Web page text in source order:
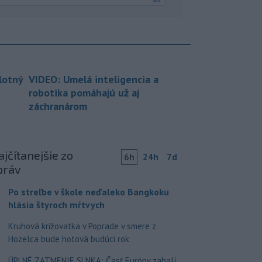
VIDEO: Umelá inteligencia a
robotika pomáhajú už aj
záchranárom
zo
6h 24h 7d
Po streľbe v škole neďaleko Bangkoku
hlásia štyroch mŕtvych
Kruhová križovatka v Poprade v smere z
Hozelca bude hotová budúci rok